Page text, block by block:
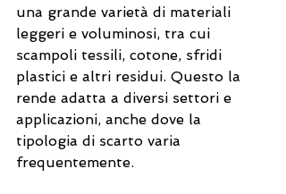
una grande varietà di materiali
leggeri e voluminosi, tra cui
scampoli tessili, cotone, sfridi
plastici e altri residui. Questo la
rende adatta a diversi settori e
applicazioni, anche dove la
tipologia di scarto varia
frequentemente.